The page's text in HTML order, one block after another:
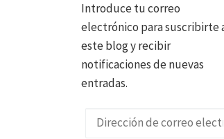
Introduce tu correo
electrónico para suscribirte
este blog y recibir
notificaciones de nuevas
entradas.
Dirección de correo